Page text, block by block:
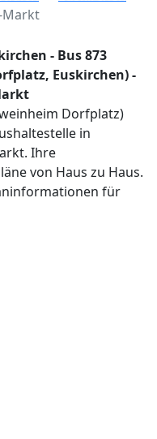
Markt
- Bus 873
Euskirchen) -
Dorfplatz)
in
Ihre
von Haus zu Haus.
für